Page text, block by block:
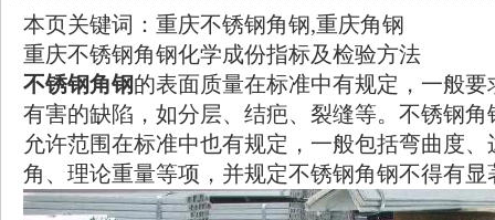
本页关键词：重庆不锈钢角钢,重庆角钢
重庆不锈钢角钢化学成份指标及检验方法
不锈钢角钢的表面质量在标准中有规定，一般
有害的缺陷，如分层、结疤、裂缝等。不锈钢
允许范围在标准中也有规定，一般包括弯曲度
角、理论重量等项，并规定不锈钢角钢不得有显